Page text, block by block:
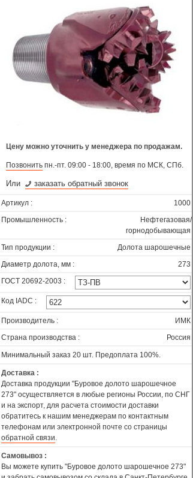
Цену можно уточнить у менеджера по продажам.
Позвонить пн.-пт. 09:00 - 18:00, время по МСК, СПб.
Или заказать обратный звонок
Артикул :
1000
Промышленность :
Нефтегазовая/
горнодобывающая
Тип продукции :
Долота шарошечные
Диаметр долота, мм :
273
ГОСТ 20692-2003 :
Код IADC :
Производитель :
ИМК
Страна производства :
Россия
Минимальный заказ 20 шт. Предоплата 100%.
Доставка :
Доставка продукции "Буровое долото шарошечное
273" осуществляется в любые регионы России, по СНГ
и на экспорт, для расчета стоимости доставки
обратитесь к нашим менеджерам по контактным
телефонам или электронной почте со страницы
обратной связи.
Самовывоз :
Вы можете купить "Буровое долото шарошечное 273"